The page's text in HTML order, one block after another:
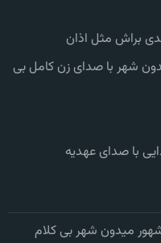
براش مثل اذان
شهر با صدای زن کامل بی
با صدای عهدیه
میدون شهر بی کلام